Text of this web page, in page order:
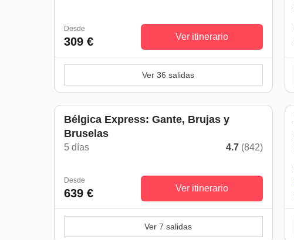
Desde
309 € Ver itinerario
Ver 36 salidas
Bélgica Express: Gante, Brujas y
Bruselas
5 días 4.7 (842)
Desde
639 € Ver itinerario
Ver 7 salidas